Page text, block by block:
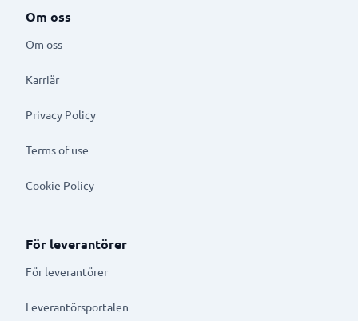
Om oss
Om oss
Karriär
Privacy Policy
Terms of use
Cookie Policy
För leverantörer
För leverantörer
Leverantörsportalen